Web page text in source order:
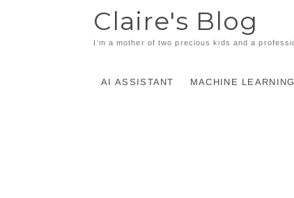
Claire's Blog
I'm a mother of two precious kids and a
AI ASSISTANT MACHINE LEARNING